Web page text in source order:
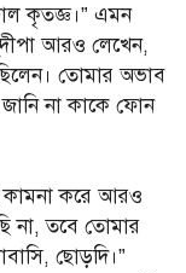
কৃতজ্ঞ।” এমন
আরও লেখেন,
তোমার অভাব
না কাকে ফোন
কামনা করে আরও
না, তবে তোমার
ছোড়দি।”